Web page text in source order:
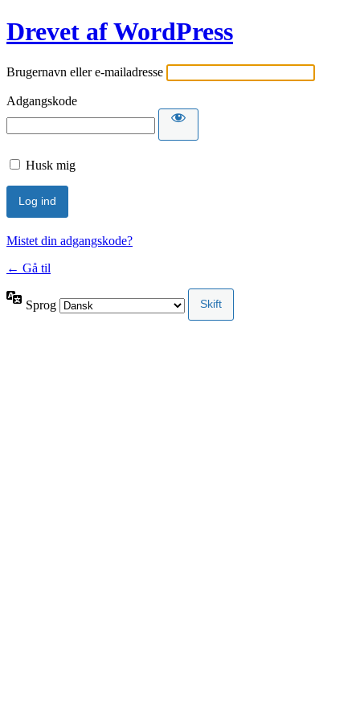
Drevet af WordPress
Brugernavn eller e-mailadresse
Adgangskode
Husk mig
Mistet din adgangskode?
← Gå til
Sprog